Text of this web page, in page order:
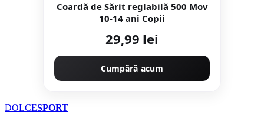
Coardă de Sărit reglabilă 500 Mov
10-14 ani Copii
29,99 lei
Cumpără acum
DOLCESPORT